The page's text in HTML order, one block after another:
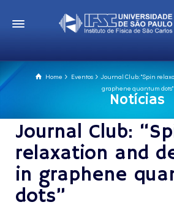
Home Eventos
Journal Club: "Spin
graphene quantum dots"
Notícias
Journal Club:
relaxation and
in graphene
dots”